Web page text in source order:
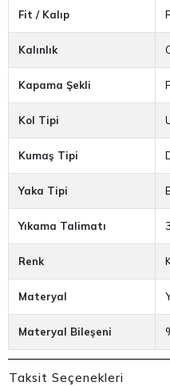
Fit / Kalıp
Kalınlık
Kapama Şekli
Kol Tipi
Kumaş Tipi
Yaka Tipi
Yıkama Talimatı
Renk
Materyal
Materyal Bileşeni
Taksit Seçenekleri